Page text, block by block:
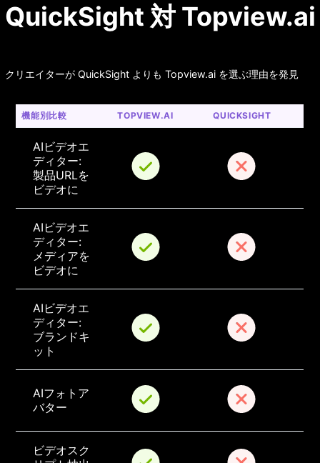
QuickSight 対 Topview.ai
クリエイターが QuickSight よりも Topview.ai を選ぶ理由を発見
機能別比較 TOPVIEW.AI QUICKSIGHT
AIビデオエ
ディター:
製品URLを
ビデオに
AIビデオエ
ディター:
メディアを
ビデオに
AIビデオエ
ディター:
ブランドキ
ット
AIフォトア
バター
ビデオスク